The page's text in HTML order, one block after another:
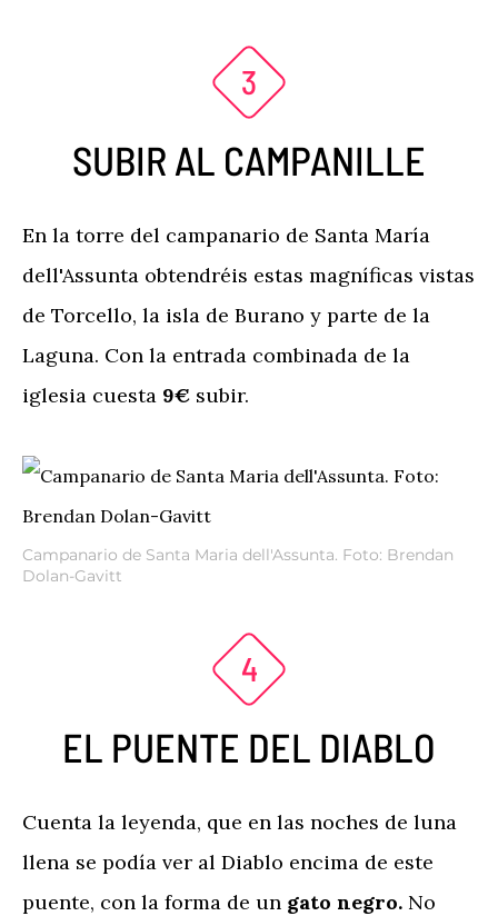
SUBIR AL CAMPANILLE
En la torre del campanario de Santa María
dell'Assunta obtendréis estas magníficas vistas
de Torcello, la isla de Burano y parte de la
Laguna. Con la entrada combinada de la
iglesia cuesta 9€ subir.
Campanario de Santa Maria dell'Assunta. Foto: Brendan
Dolan-Gavitt
EL PUENTE DEL DIABLO
Cuenta la leyenda, que en las noches de luna
llena se podía ver al Diablo encima de este
puente, con la forma de un gato negro. No